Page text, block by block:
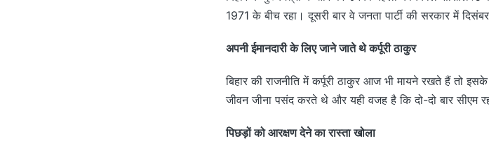
1971 के बीच रहा। दूसरी बार वे जनता पार्टी की सरकार में
अपनी ईमानदारी के लिए जाने जाते थे कर्पूरी ठाकुर
बिहार की राजनीति में कर्पूरी ठाकुर आज भी मायने रखते हैं तो
जीवन जीना पसंद करते थे और यही वजह है कि दो-दो बार सीएम
पिछड़ों को आरक्षण देने का रास्ता खोला